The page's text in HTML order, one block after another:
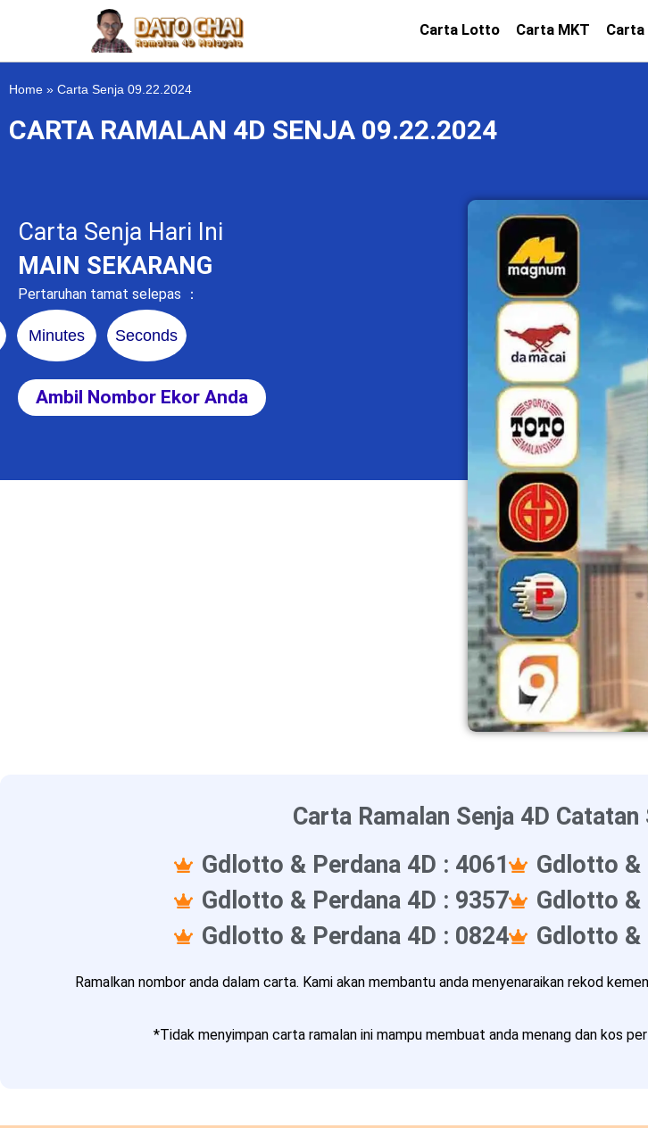
Carta Lotto Carta MKT Carta
Home » Carta Senja 09.22.2024
CARTA RAMALAN 4D SENJA 09.22.2024
Carta Senja Hari Ini
MAIN SEKARANG
Pertaruhan tamat selepas ：
Minutes Seconds
Ambil Nombor Ekor Anda
Carta Ramalan Senja 4D Catatan
Gdlotto & Perdana 4D : 4061
Gdlotto &
Gdlotto & Perdana 4D : 9357
Gdlotto &
Gdlotto & Perdana 4D : 0824
Gdlotto &
Ramalkan nombor anda dalam carta. Kami akan membantu anda menyenaraikan rekod
*Tidak menyimpan carta ramalan ini mampu membuat anda menang dan kos